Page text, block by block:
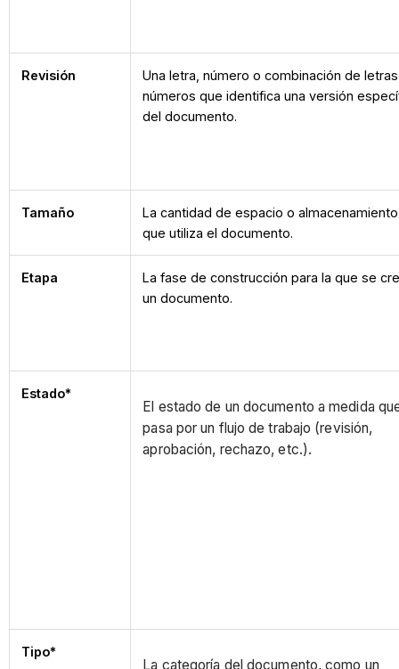
Revisión
Una letra, número o combinación de
números que identifica una versión
del documento.
Tamaño
La cantidad de espacio o almacenamiento
que utiliza el documento.
Etapa
La fase de construcción para la que se
un documento.
Estado*
El estado de un documento a medida
pasa por un flujo de trabajo (revisión,
aprobación, rechazo, etc.).
Tipo*
La categoría del documento, como un